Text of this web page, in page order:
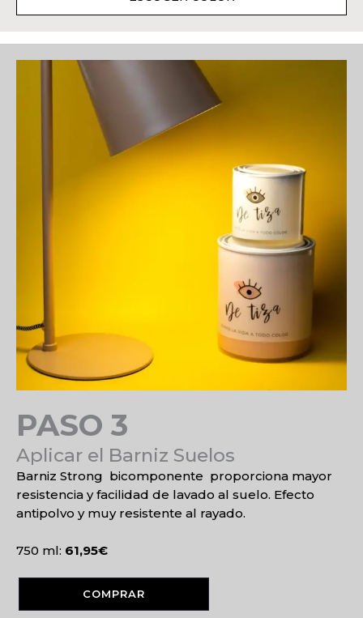
PASO 3
Aplicar el Barniz Suelos
Barniz Strong bicomponente proporciona mayor
resistencia y facilidad de lavado al suelo. Efecto
antipolvo y muy resistente al rayado.
750 ml: 61,95€
COMPRAR